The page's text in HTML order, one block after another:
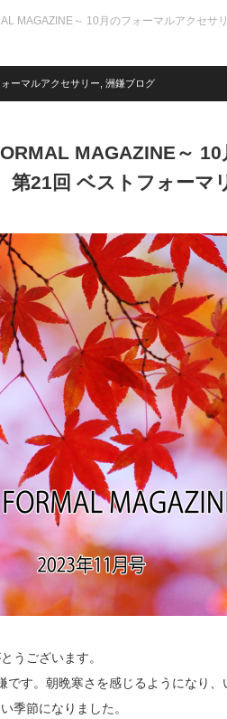
MAGAZINE～ 10月のフォーマルアクセサ
ォーマルアクセサリー 洲鎌ブログ
MAGAZINE～
第21回 ベストフォーマ
うございます。
です。朝晩寒さを感じるようになり
季節になりました。